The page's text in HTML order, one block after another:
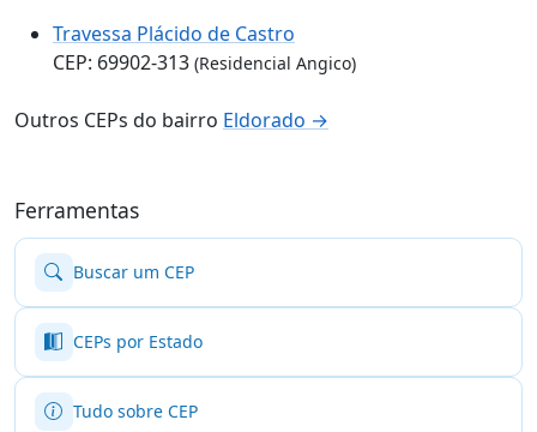
Travessa Plácido de Castro
CEP: 69902-313 (Residencial Angico)
Outros CEPs do bairro Eldorado →
Ferramentas
Buscar um CEP
CEPs por Estado
Tudo sobre CEP